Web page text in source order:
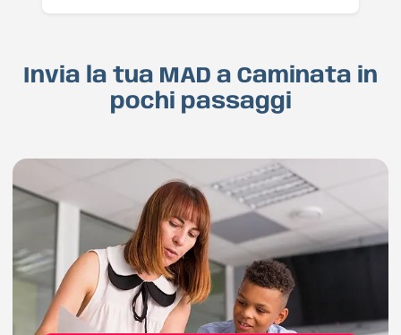
Invia la tua MAD a Caminata in
pochi passaggi